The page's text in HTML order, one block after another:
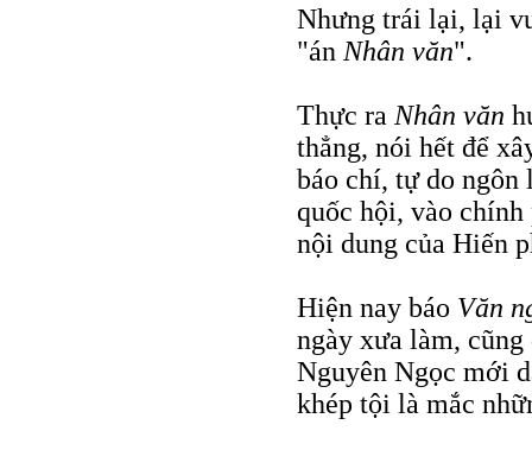
Nhưng trái lại, lại
"án Nhân văn".
Thực ra Nhân văn
thẳng, nói hết để
báo chí, tự do ngôn
quốc hội, vào
nội dung của Hiến
Hiện nay báo Văn
ngày xưa làm,
Nguyên Ngọc mới
khép tội là mắc